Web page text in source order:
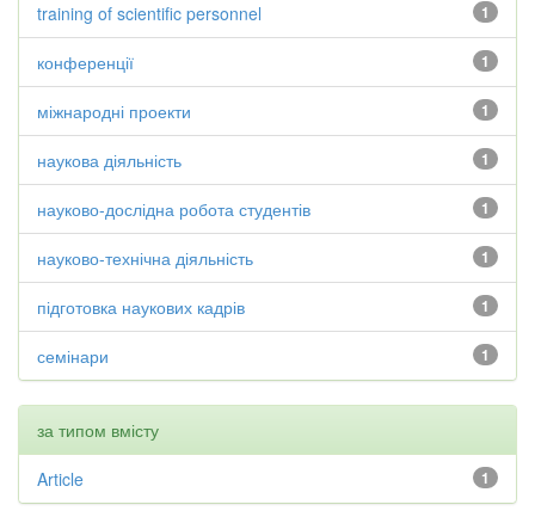
1
training of scientific personnel
1
конференції
1
міжнародні проекти
1
наукова діяльність
1
науково-дослідна робота студентів
1
науково-технічна діяльність
1
підготовка наукових кадрів
1
семінари
за типом вмісту
1
Article